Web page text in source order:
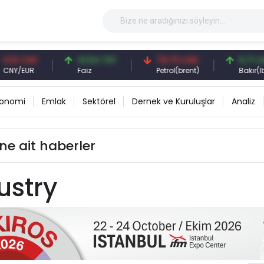
CNY
EUR
41,54 TRY 79,73 USD
Petrol(brent)
6,71 USD
Bakır(lb)
Emlak Sektörel Dernek ve Kuruluşlar Analiz
ait haberler